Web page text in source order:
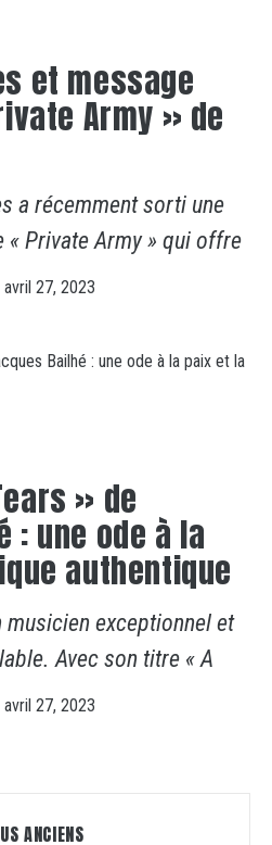
et message
Army » de
a récemment sorti une
Private Army » qui offre
avril 27, 2023
» de
: une ode à la
authentique
exceptionnel et
Avec son titre « A
avril 27, 2023
ANCIENS